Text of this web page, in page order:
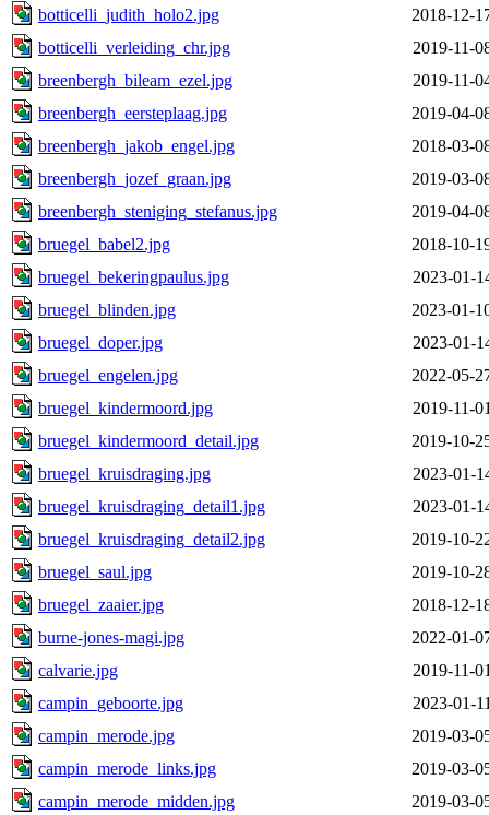
botticelli_judith_holo2.jpg
2018-12-
botticelli_verleiding_chr.jpg
2019-11-
breenbergh_bileam_ezel.jpg
2019-11-
breenbergh_eersteplaag.jpg
2019-04-
breenbergh_jakob_engel.jpg
2018-03-
breenbergh_jozef_graan.jpg
2019-03-
breenbergh_steniging_stefanus.jpg
2019-04-
bruegel_babel2.jpg
2018-10-
bruegel_bekeringpaulus.jpg
2023-01-
bruegel_blinden.jpg
2023-01-
bruegel_doper.jpg
2023-01-
bruegel_engelen.jpg
2022-05-
bruegel_kindermoord.jpg
2019-11-
bruegel_kindermoord_detail.jpg
2019-10-
bruegel_kruisdraging.jpg
2023-01-
bruegel_kruisdraging_detail1.jpg
2023-01-
bruegel_kruisdraging_detail2.jpg
2019-10-
bruegel_saul.jpg
2019-10-
bruegel_zaaier.jpg
2018-12-
burne-jones-magi.jpg
2022-01-
calvarie.jpg
2019-11-
campin_geboorte.jpg
2023-01-
campin_merode.jpg
2019-03-
campin_merode_links.jpg
2019-03-
campin_merode_midden.jpg
2019-03-